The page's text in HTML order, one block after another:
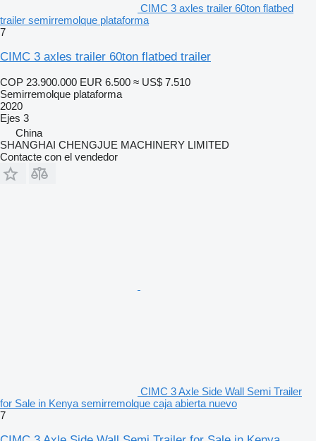
CIMC 3 axles trailer 60ton flatbed
trailer semirremolque plataforma
7
CIMC 3 axles trailer 60ton flatbed trailer
COP 23.900.000 EUR 6.500 ≈ US$ 7.510
Semirremolque plataforma
2020
Ejes 3
China
SHANGHAI CHENGJUE MACHINERY LIMITED
Contacte con el vendedor
CIMC 3 Axle Side Wall Semi Trailer
for Sale in Kenya semirremolque caja abierta nuevo
7